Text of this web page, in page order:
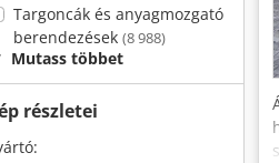
Targoncák és anyagmozgató
berendezések (8 988)
Mutass többet
részletei